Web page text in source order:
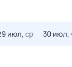
июл,ср 30 июл,